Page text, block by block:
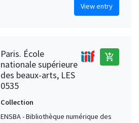
View entry
Paris. École
nationale supérieure
des beaux-arts, LES
0535
add_shopping_cart
Collection
ENSBA - Bibliothèque numérique des